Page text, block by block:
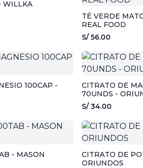
WILLKA
TÉ VERDE
REAL FOOD
S/ 56.00
100CAP -
CITRATO DE
70UNDS -
S/ 34.00
- MASON
CITRATO DE
ORIUNDOS